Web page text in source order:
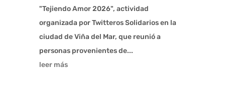
"Tejiendo Amor 2026", actividad
organizada por Twitteros Solidarios en la
ciudad de Viña del Mar, que reunió a
personas provenientes de...
leer más